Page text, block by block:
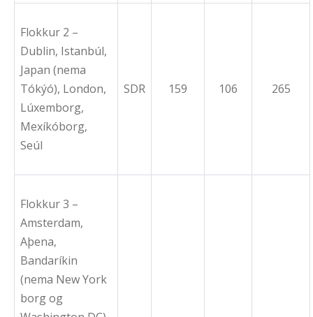
Flokkur 2 –
Dublin, Istanbúl,
Japan (nema
Tókýó), London,
Lúxemborg,
Mexíkóborg,
Seúl
SDR 159 106 265
Flokkur 3 –
Amsterdam,
Aþena,
Bandaríkin
(nema New York
borg og